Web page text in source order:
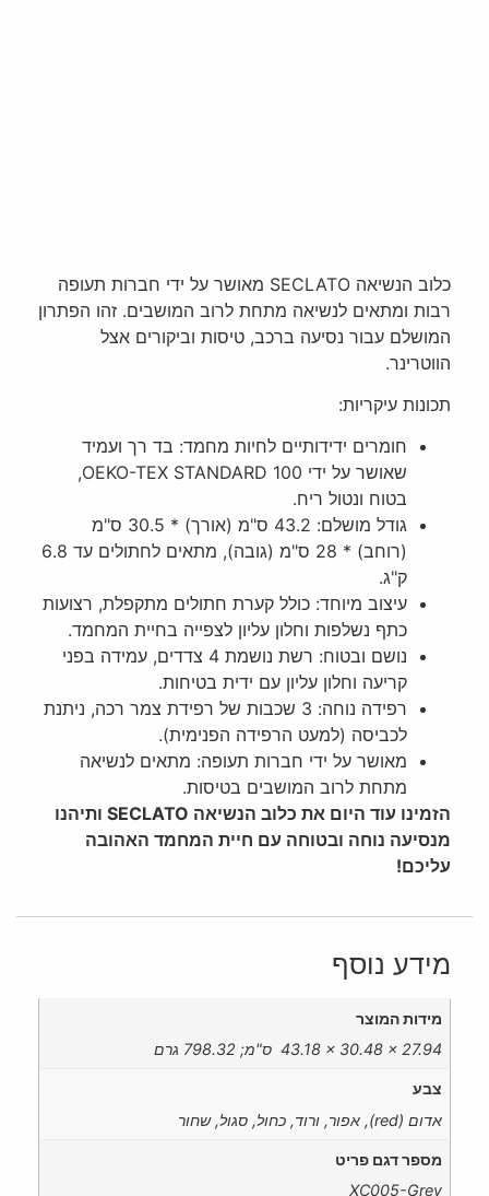
כלוב הנשיאה SECLATO מאושר על ידי חברות תעופה
רבות ומתאים לנשיאה מתחת לרוב המושבים. זהו הפתרון
המושלם עבור נסיעה ברכב, טיסות וביקורים אצל
הווטרינר.
תכונות עיקריות:
חומרים ידידותיים לחיות מחמד: בד רך ועמיד
שאושר על ידי OEKO-TEX STANDARD 100,
בטוח ונטול ריח.
גודל מושלם: 43.2 ס"מ (אורך) * 30.5 ס"מ
(רוחב) * 28 ס"מ (גובה), מתאים לחתולים עד 6.8
ק"ג.
עיצוב מיוחד: כולל קערת חתולים מתקפלת, רצועות
כתף נשלפות וחלון עליון לצפייה בחיית המחמד.
נושם ובטוח: רשת נושמת 4 צדדים, עמידה בפני
קריעה וחלון עליון עם ידית בטיחות.
רפידה נוחה: 3 שכבות של רפידת צמר רכה, ניתנת
לכביסה (למעט הרפידה הפנימית).
מאושר על ידי חברות תעופה: מתאים לנשיאה
מתחת לרוב המושבים בטיסות.
הזמינו עוד היום את כלוב הנשיאה SECLATO ותיהנו
מנסיעה נוחה ובטוחה עם חיית המחמד האהובה
עליכם!
מידע נוסף
מידות המוצר ‏
‎ 43.18 x 30.48 x 27.94 ס"מ; 798.32 גרם
צבע
אדום (red), אפור, ורוד, כחול, סגול, שחור
מספר דגם פריט ‏
‎ XC005-Grey